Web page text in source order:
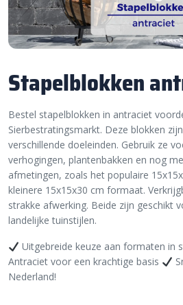
Stapelblokken
Bestel stapelblokken in antraciet
Sierbestratingsmarkt. Deze blokken
verschillende doeleinden. Gebruik ze
verhogingen, plantenbakken en nog
afmetingen, zoals het populaire
kleinere 15x15x30 cm formaat.
strakke afwerking. Beide zijn geschikt
landelijke tuinstijlen.
Uitgebreide keuze aan formaten in
Antraciet voor een krachtige basis
Nederland!